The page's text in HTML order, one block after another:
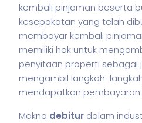
kembali pinjaman beserta
kesepakatan yang telah
membayar kembali
memiliki hak untuk
penyitaan properti sebagai
mengambil langkah-
mendapatkan pembayaran
Makna debitur dalam